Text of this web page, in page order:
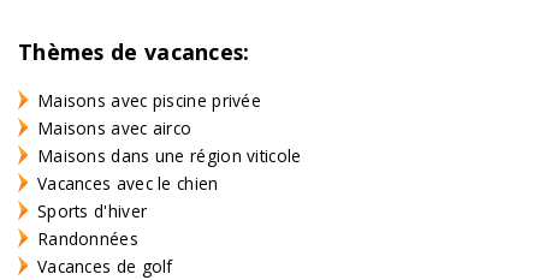
Thèmes de vacances:
Maisons avec piscine privée
Maisons avec airco
Maisons dans une région viticole
Vacances avec le chien
Sports d'hiver
Randonnées
Vacances de golf